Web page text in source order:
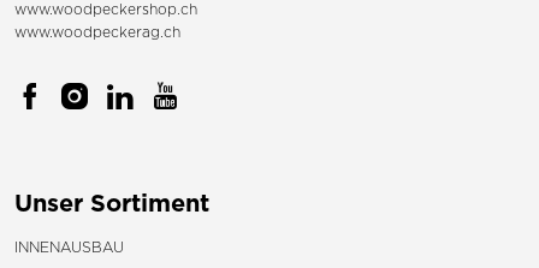
www.woodpeckershop.ch
www.woodpeckerag.ch
Unser Sortiment
INNENAUSBAU